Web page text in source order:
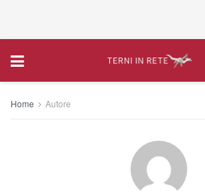
Home Autore